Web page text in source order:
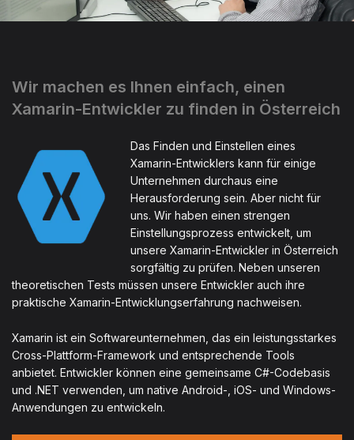
Wir machen es Ihnen einfach, einen
Xamarin-Entwickler zu finden in Österreich
Das Finden und Einstellen eines
Xamarin-Entwicklers kann für einige
Unternehmen durchaus eine
Herausforderung sein. Aber nicht für
uns. Wir haben einen strengen
Einstellungsprozess entwickelt, um
unsere Xamarin-Entwickler in Österreich
sorgfältig zu prüfen. Neben unseren
theoretischen Tests müssen unsere Entwickler auch ihre
praktische Xamarin-Entwicklungserfahrung nachweisen.
Xamarin ist ein Softwareunternehmen, das ein leistungsstarkes
Cross-Plattform-Framework und entsprechende Tools
anbietet. Entwickler können eine gemeinsame C#-Codebasis
und .NET verwenden, um native Android-, iOS- und Windows-
Anwendungen zu entwickeln.